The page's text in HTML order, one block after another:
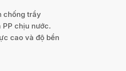
chống trầy
chịu nước.
cao và độ bền